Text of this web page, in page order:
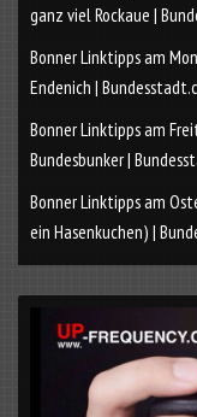
ganz viel Rockaue |
Bonner Linktipps am
Endenich |
Bonner Linktipps am
Bundesbunker |
Bonner Linktipps am
ein Hasenkuchen) |